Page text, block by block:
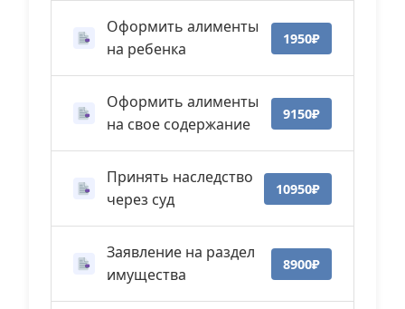
Оформить алименты
на ребенка
1950₽
Оформить алименты
на свое содержание
9150₽
Принять наследство
через суд
10950₽
Заявление на раздел
имущества
8900₽